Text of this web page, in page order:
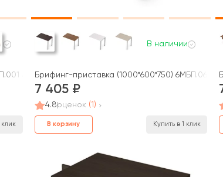
AVANCE
клик
В наличии
Брифинг-приставка (1000*600*750) 6МБП.067
7 405
4.8оценок (1)
В корзину Купить в 1 клик